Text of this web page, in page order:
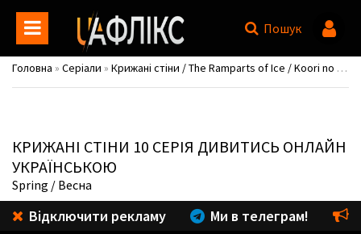
Пошук
Головна » Серіали » Крижані стіни / The Ramparts of Ice / Koori no Jouheki
КРИЖАНІ СТІНИ 10 СЕРІЯ ДИВИТИСЬ ОНЛАЙН
УКРАЇНСЬКОЮ
Spring / Весна
Відключити рекламу Ми в телеграм!